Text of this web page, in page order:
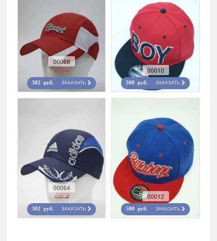
00068
420 r
302 руб. ЗАКАЗАТЬ
00010
500 руб. ЗАКАЗАТЬ
00064
420 r
302 руб. ЗАКАЗАТЬ
00012
500 руб. ЗАКАЗАТЬ